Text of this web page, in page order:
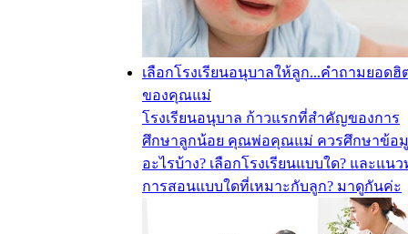
เลือกโรงเรียนอนุบาลให้ลูก...คำถามยอดฮิ
ของคุณแม่
โรงเรียนอนุบาล ก้าวแรกที่สำคัญของการ
ศึกษาลูกน้อย คุณพ่อคุณแม่ ควรศึกษาข้อ
อะไรบ้าง? เลือกโรงเรียนแบบใด? และแนว
การสอนแบบใดที่เหมาะกับลูก? มาดูกันค่ะ